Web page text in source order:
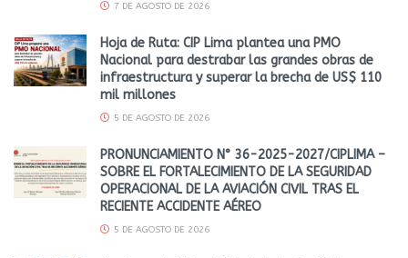
7 DE AGOSTO DE 2026
Hoja de Ruta: CIP Lima plantea una PMO
Nacional para destrabar las grandes obras de
infraestructura y superar la brecha de US$ 110
mil millones
5 DE AGOSTO DE 2026
PRONUNCIAMIENTO N° 36-2025-2027/CIPLIMA –
SOBRE EL FORTALECIMIENTO DE LA SEGURIDAD
OPERACIONAL DE LA AVIACIÓN CIVIL TRAS EL
RECIENTE ACCIDENTE AÉREO
5 DE AGOSTO DE 2026